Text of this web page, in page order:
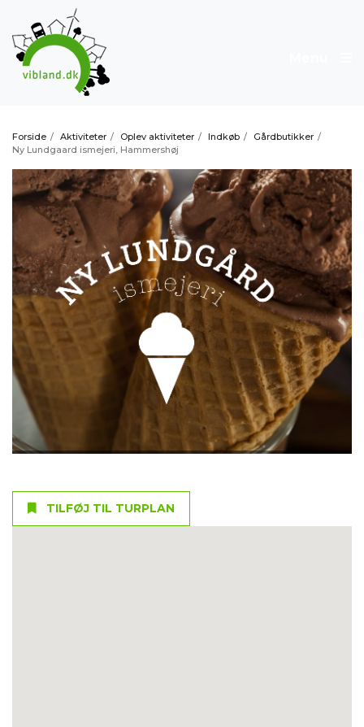
Forside / Aktiviteter / Oplev aktiviteter / Indkøb / Gårdbutikker /
Ny Lundgaard ismejeri, Hammershøj
TILFØJ TIL TURPLAN